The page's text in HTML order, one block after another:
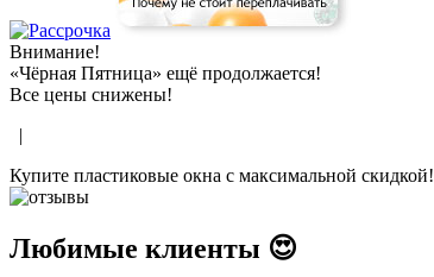
Внимание!
«Чёрная Пятница» ещё продолжается!
Все цены снижены!
|
Купите пластиковые окна с максимальной скидкой!
Любимые клиенты 😍